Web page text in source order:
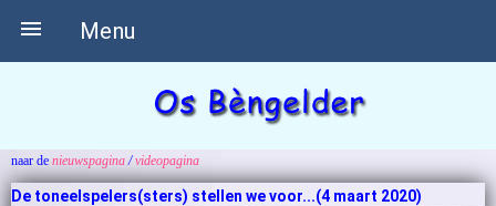
Menu

naar de nieuwspagina/videopagina
De toneelspelers(sters) stellen we voor...(4 maart 2020)